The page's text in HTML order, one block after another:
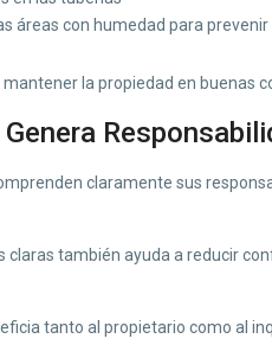
áreas con humedad para prevenir
la propiedad en buenas
claramente sus
claras también ayuda a reducir
tanto al propietario como al